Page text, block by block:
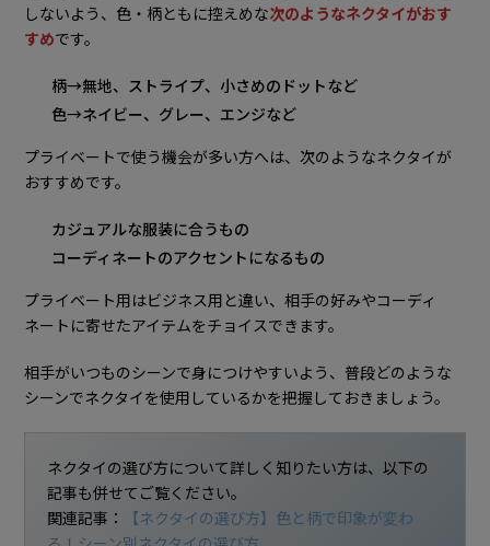
しないよう、色・柄ともに控えめな次のようなネクタイがおす
すめです。
柄→無地、ストライプ、小さめのドットなど
色→ネイビー、グレー、エンジなど
プライベートで使う機会が多い方へは、次のようなネクタイが
おすすめです。
カジュアルな服装に合うもの
コーディネートのアクセントになるもの
プライベート用はビジネス用と違い、相手の好みやコーディ
ネートに寄せたアイテムをチョイスできます。
相手がいつものシーンで身につけやすいよう、普段どのような
シーンでネクタイを使用しているかを把握しておきましょう。
ネクタイの選び方について詳しく知りたい方は、以下の
記事も併せてご覧ください。
関連記事：
【ネクタイの選び方】色と柄で印象が変わ